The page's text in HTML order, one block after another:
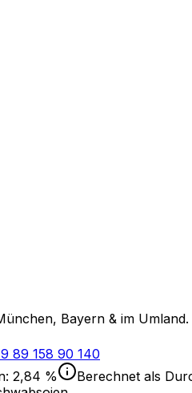
Bayern & im
89 158 90 140
: 2,84 %
Berechnet als